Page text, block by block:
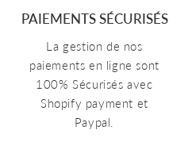
PAIEMENTS SÉCURISÉS
La gestion de nos
paiements en ligne sont
100% Sécurisés avec
Shopify payment et
Paypal.